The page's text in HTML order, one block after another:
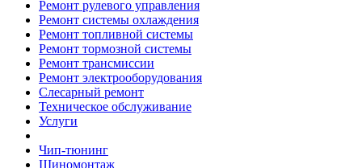
Ремонт рулевого управления
Ремонт системы охлаждения
Ремонт топливной системы
Ремонт тормозной системы
Ремонт трансмиссии
Ремонт электрооборудования
Слесарный ремонт
Техническое обслуживание
Услуги
Чип-тюнинг
Шиномонтаж